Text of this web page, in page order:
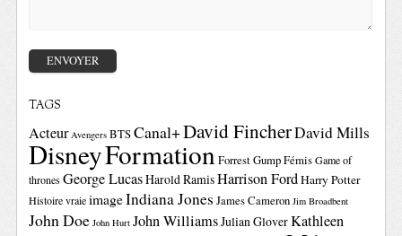
TAGS
Acteur Avengers BTSCanal+David FincherDavid Mills
DisneyFormationForrest GumpFémis Game of
thrones George LucasHarold RamisHarrison FordHarry Potter
Histoire vraie imageIndiana Jones James Cameron Jim Broadbent
John Doe John Hurt John WilliamsJulian GloverKathleen